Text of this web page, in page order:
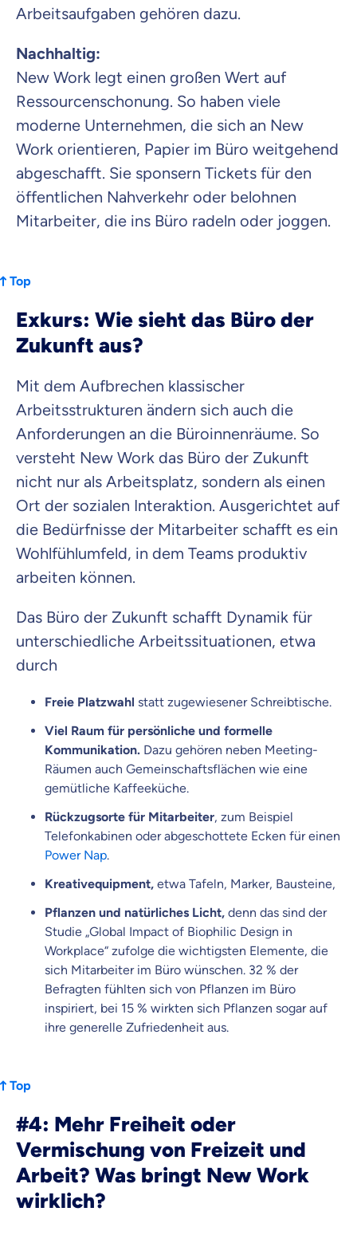
Arbeitsaufgaben gehören dazu.
Nachhaltig:
New Work legt einen großen Wert auf
Ressourcenschonung. So haben viele
moderne Unternehmen, die sich an New
Work orientieren, Papier im Büro weitgehend
abgeschafft. Sie sponsern Tickets für den
öffentlichen Nahverkehr oder belohnen
Mitarbeiter, die ins Büro radeln oder joggen.
Top
Exkurs: Wie sieht das Büro der
Zukunft aus?
Mit dem Aufbrechen klassischer
Arbeitsstrukturen ändern sich auch die
Anforderungen an die Büroinnenräume. So
versteht New Work das Büro der Zukunft
nicht nur als Arbeitsplatz, sondern als einen
Ort der sozialen Interaktion. Ausgerichtet auf
die Bedürfnisse der Mitarbeiter schafft es ein
Wohlfühlumfeld, in dem Teams produktiv
arbeiten können.
Das Büro der Zukunft schafft Dynamik für
unterschiedliche Arbeitssituationen, etwa
durch
Freie Platzwahl statt zugewiesener Schreibtische.
Viel Raum für persönliche und formelle
Kommunikation. Dazu gehören neben Meeting-
Räumen auch Gemeinschaftsflächen wie eine
gemütliche Kaffeeküche.
Rückzugsorte für Mitarbeiter, zum Beispiel
Telefonkabinen oder abgeschottete Ecken für einen
Power Nap.
Kreativequipment, etwa Tafeln, Marker, Bausteine,
Pflanzen und natürliches Licht, denn das sind der
Studie „Global Impact of Biophilic Design in
Workplace“ zufolge die wichtigsten Elemente, die
sich Mitarbeiter im Büro wünschen. 32 % der
Befragten fühlten sich von Pflanzen im Büro
inspiriert, bei 15 % wirkten sich Pflanzen sogar auf
ihre generelle Zufriedenheit aus.
Top
#4: Mehr Freiheit oder
Vermischung von Freizeit und
Arbeit? Was bringt New Work
wirklich?